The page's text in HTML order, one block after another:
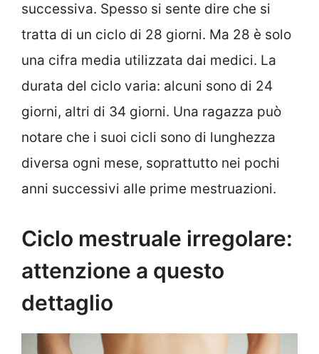
successiva. Spesso si sente dire che si
tratta di un ciclo di 28 giorni. Ma 28 è solo
una cifra media utilizzata dai medici. La
durata del ciclo varia: alcuni sono di 24
giorni, altri di 34 giorni. Una ragazza può
notare che i suoi cicli sono di lunghezza
diversa ogni mese, soprattutto nei pochi
anni successivi alle prime mestruazioni.
Ciclo mestruale irregolare:
attenzione a questo
dettaglio